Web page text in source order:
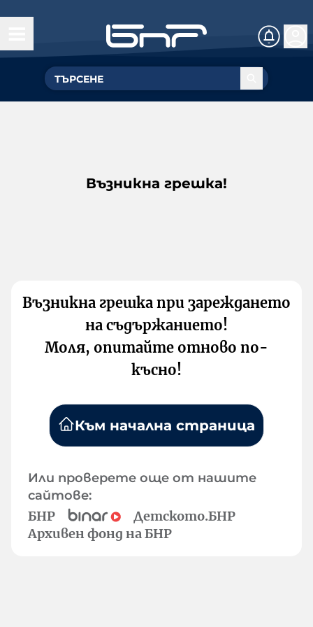
Възникна грешка!
Възникна грешка при зареждането
на съдържанието!
Моля, опитайте отново по-
късно!
Към начална страница
Или проверете още от нашите
сайтове:
БНР
Детското.БНР
Архивен фонд на БНР